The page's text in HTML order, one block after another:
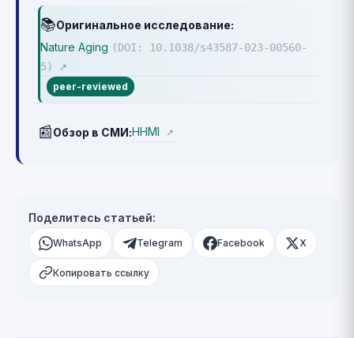
📚Оригинальное исследование:
Nature Aging (DOI: 10.1038/s43587-023-00560-
5)
↗
peer-reviewed
📰Обзор в СМИ:HHMI ↗
Поделитесь статьей:
WhatsApp Telegram Facebook X
Копировать ссылку